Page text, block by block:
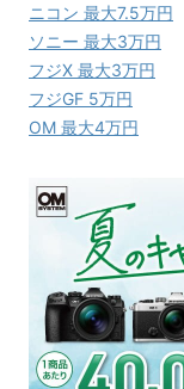
ニコン 最大7.5万円
ソニー 最大3万円
フジX 最大3万円
フジGF 5万円
OM 最大4万円